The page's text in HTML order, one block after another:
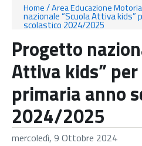
Home/Area Educazione
nazionale “Scuola Attiva kids”
scolastico 2024/2025
Progetto
Attiva kids”
primaria anno
2024/2025
mercoledì, 9 Ottobre 2024